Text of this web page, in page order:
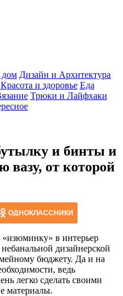
дом Дизайн и Архитектура
Красота и здоровье Еда
Трюки и Лайфхаки
и бинты и
вазу, от которой
ОДНОКЛАССНИКИ
«изюминку» в интерьер
дизайнерской
бюджету. Да и на
ведь
легко сделать своими
материалы.